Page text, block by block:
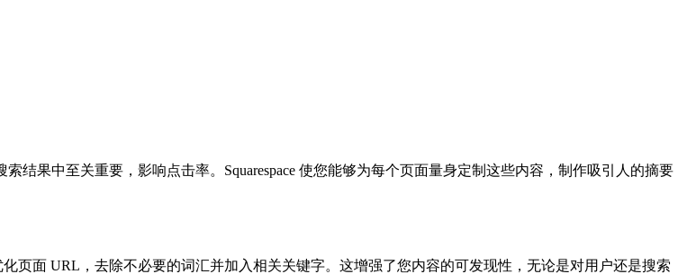
索结果中至关重要，影响点击率。Squarespace 使您能够为每个页面量身定制这些内容，制作吸引人的摘要
化页面 URL，去除不必要的词汇并加入相关关键字。这增强了您内容的可发现性，无论是对用户还是搜索